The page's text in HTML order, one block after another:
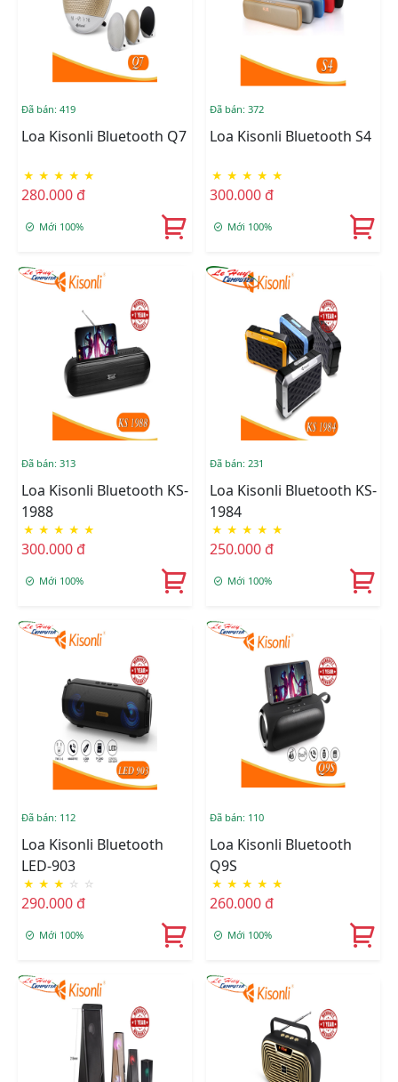
Đã bán: 419
Loa Kisonli Bluetooth Q7
★ ★ ★ ★ ★
280.000 đ
Mới 100%
Đã bán: 372
Loa Kisonli Bluetooth S4
★ ★ ★ ★ ★
300.000 đ
Mới 100%
Đã bán: 313
Loa Kisonli Bluetooth KS-
1988
★ ★ ★ ★ ★
300.000 đ
Mới 100%
Đã bán: 231
Loa Kisonli Bluetooth KS-
1984
★ ★ ★ ★ ★
250.000 đ
Mới 100%
Đã bán: 112
Loa Kisonli Bluetooth
LED-903
★ ★ ★ ☆ ☆
290.000 đ
Mới 100%
Đã bán: 110
Loa Kisonli Bluetooth
Q9S
★ ★ ★ ★ ★
260.000 đ
Mới 100%